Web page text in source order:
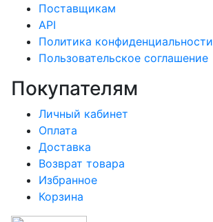
Поставщикам
API
Политика конфиденциальности
Пользовательское соглашение
Покупателям
Личный кабинет
Оплата
Доставка
Возврат товара
Избранное
Корзина